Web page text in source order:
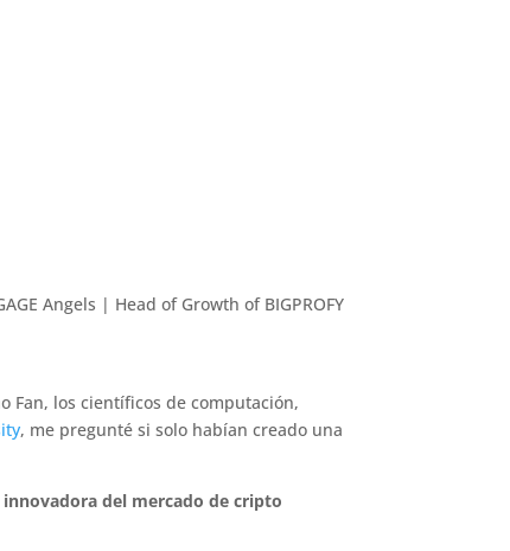
Angels | Head of Growth of BIGPROFY
Fan, los científicos de computación,
, me pregunté si solo habían creado una
del mercado de cripto